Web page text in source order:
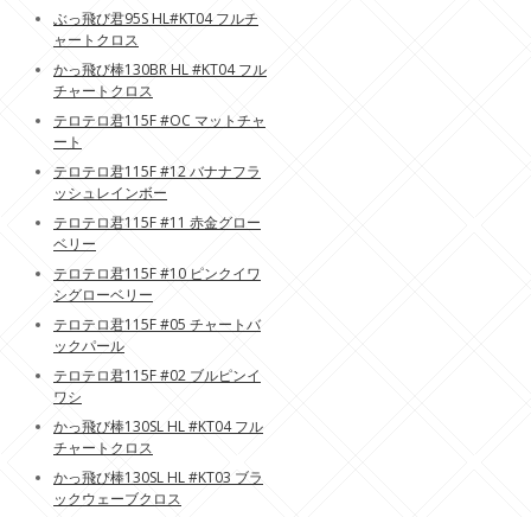
ぶっ飛び君95S HL#KT04 フルチ
ャートクロス
かっ飛び棒130BR HL #KT04 フル
チャートクロス
テロテロ君115F #OC マットチャ
ート
テロテロ君115F #12 バナナフラ
ッシュレインボー
テロテロ君115F #11 赤金グロー
ベリー
テロテロ君115F #10 ピンクイワ
シグローベリー
テロテロ君115F #05 チャートバ
ックパール
テロテロ君115F #02 ブルピンイ
ワシ
かっ飛び棒130SL HL #KT04 フル
チャートクロス
かっ飛び棒130SL HL #KT03 ブラ
ックウェーブクロス